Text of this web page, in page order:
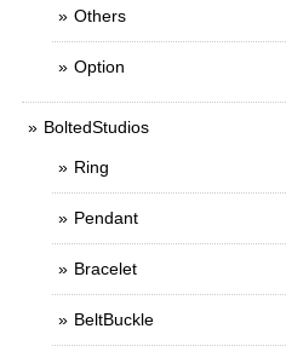
Others
Option
BoltedStudios
Ring
Pendant
Bracelet
BeltBuckle